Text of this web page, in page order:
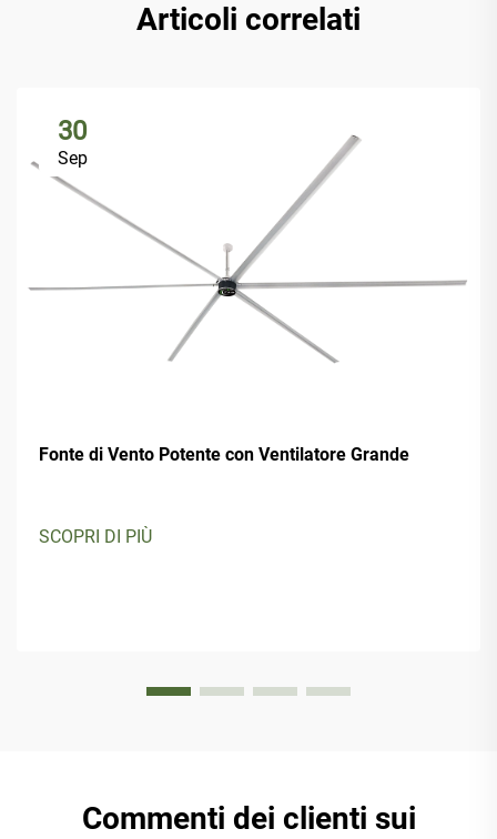
Articoli correlati
30
Sep
Fonte di Vento Potente con Ventilatore Grande
SCOPRI DI PIÙ
Commenti dei clienti sui